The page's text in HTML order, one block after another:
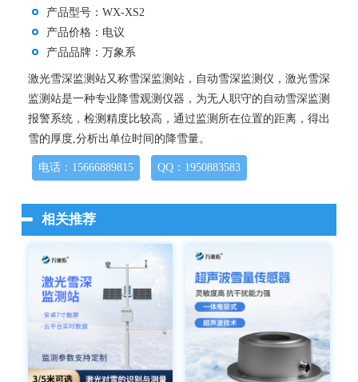
产品型号：WX-XS2
产品价格：电议
产品品牌：万象系
激光雪深监测站又称雪深监测站，自动雪深监测仪，激光雪深
监测站是一种专业降雪观测仪器，为无人职守的自动雪深监测
报警系统，检测精度比较高，通过监测所在位置的距离，得出
雪的厚度,分析出单位时间的降雪量。
电话：15666889815 QQ：1950883583
相关推荐